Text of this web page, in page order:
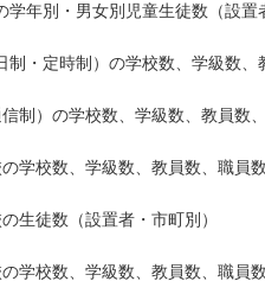
・男女別児童生徒数（設置者
制）の学校数、学級数、教
学校数、学級数、教員数、職
、学級数、教員数、職員数
数（設置者・市町別）
、学級数、教員数、職員数、